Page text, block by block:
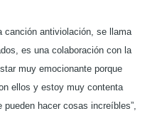
canción antiviolación, se llama
es una colaboración con la
muy emocionante porque
ellos y estoy muy contenta
hacer cosas increíbles”,